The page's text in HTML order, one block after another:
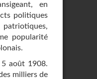
en
politiques
popularité
août 1908.
milliers de